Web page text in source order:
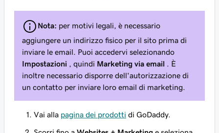
Nota: per motivi legali, è necessario
aggiungere un indirizzo fisico per il sito prima di
inviare le email. Puoi accedervi selezionando
Impostazioni , quindi Marketing via email . È
inoltre necessario disporre dell'autorizzazione di
un contatto per inviare loro email di marketing.
Vai alla pagina dei prodotti di GoDaddy.